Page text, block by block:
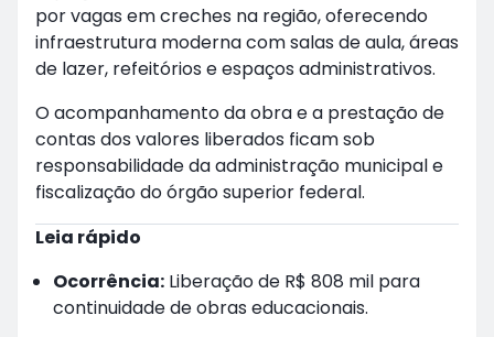
por vagas em creches na região, oferecendo
infraestrutura moderna com salas de aula, áreas
de lazer, refeitórios e espaços administrativos.
O acompanhamento da obra e a prestação de
contas dos valores liberados ficam sob
responsabilidade da administração municipal e
fiscalização do órgão superior federal.
Leia rápido
Ocorrência: Liberação de R$ 808 mil para
continuidade de obras educacionais.